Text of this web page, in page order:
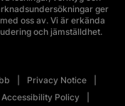
ger
oss av. Vi är erkända
och jämställdhet.
Privacy Notice
Accessibility Policy